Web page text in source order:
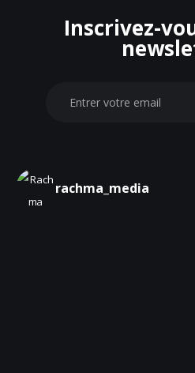
Inscrivez-
rachma_media